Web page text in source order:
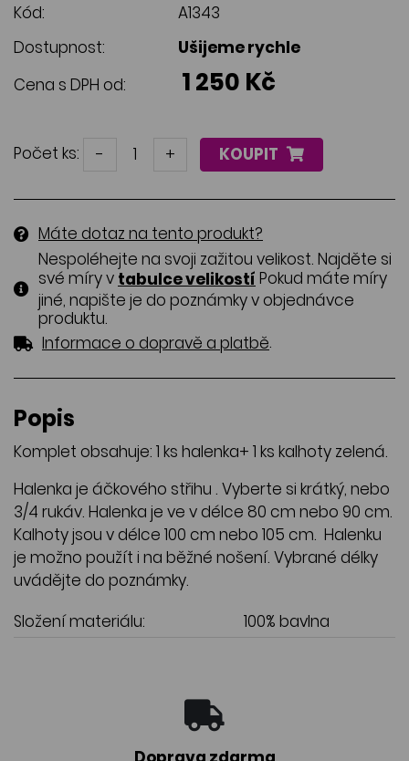
Kód:
A1343
Dostupnost:
Ušijeme rychle
Cena s DPH od:
1 250 Kč
Počet ks: - + KOUPIT
Máte dotaz na tento produkt?
Nespoléhejte na svoji zažitou velikost. Najděte si
své míry v tabulce velikostí Pokud máte míry
jiné, napište je do poznámky v objednávce
produktu.
Informace o dopravě a platbě.
Popis
Komplet obsahuje: 1 ks halenka+ 1 ks kalhoty zelená.
Halenka je áčkového střihu . Vyberte si krátký, nebo
3/4 rukáv. Halenka je ve v délce 80 cm nebo 90 cm.
Kalhoty jsou v délce 100 cm nebo 105 cm. Halenku
je možno použít i na běžné nošení. Vybrané délky
uvádějte do poznámky.
Složení materiálu:
100% bavlna